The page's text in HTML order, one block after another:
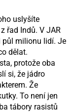
uslyšíte
řad Indů. V JAR
půl milionu lidí. Je
dělat.
protože oba
si, že jádro
Že
To není jen
tábory rasistů